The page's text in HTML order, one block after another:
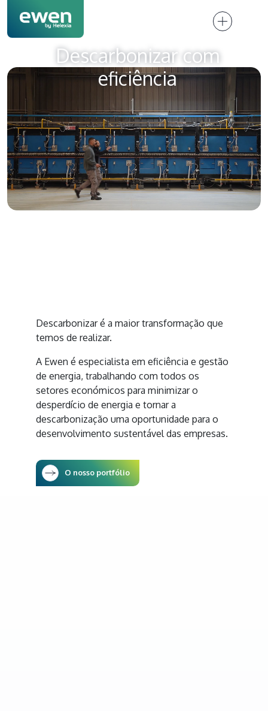
Descarbonizar com
eficiência
Descarbonizar é a maior transformação que
temos de realizar.
A Ewen é especialista em eficiência e gestão
de energia, trabalhando com todos os
setores económicos para minimizar o
desperdício de energia e tornar a
descarbonização uma oportunidade para o
desenvolvimento sustentável das empresas.
O nosso portfólio